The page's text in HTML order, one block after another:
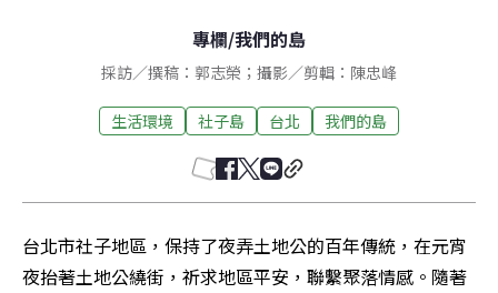
專欄/我們的島
採訪／撰稿：郭志榮；攝影／剪輯：陳忠峰
生活環境 社子島 台北 我們的島
台北市社子地區，保持了夜弄土地公的百年傳統，在元宵
夜抬著土地公繞街，祈求地區平安，聯繫聚落情感。隨著